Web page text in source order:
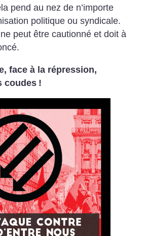
pend au nez de n’importe
politique ou syndicale.
peut être cautionné et doit à
face à la répression,
coudes !